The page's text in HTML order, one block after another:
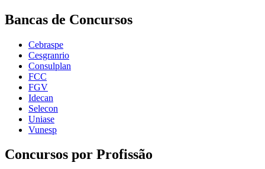
Bancas de Concursos
Cebraspe
Cesgranrio
Consulplan
FCC
FGV
Idecan
Selecon
Uniase
Vunesp
Concursos por Profissão